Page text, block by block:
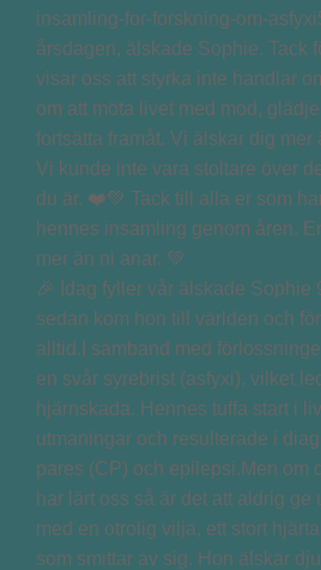
🎉 Idag fyller vår älskade
sedan kom hon till världen och
alltid.I samband med
en svår syrebrist (asfyxi), vilket
hjärnskada. Hennes tuffa start i
utmaningar och resulterade i
pares (CP) och epilepsi.Men om
har lärt oss så är det att aldrig ge
med en otrolig vilja, ett stort
som smittar av sig. Hon älskar